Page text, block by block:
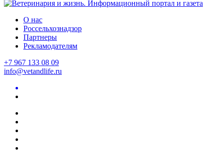
О нас
Россельхознадзор
Партнеры
Рекламодателям
+7 967 133 08 09
info@vetandlife.ru